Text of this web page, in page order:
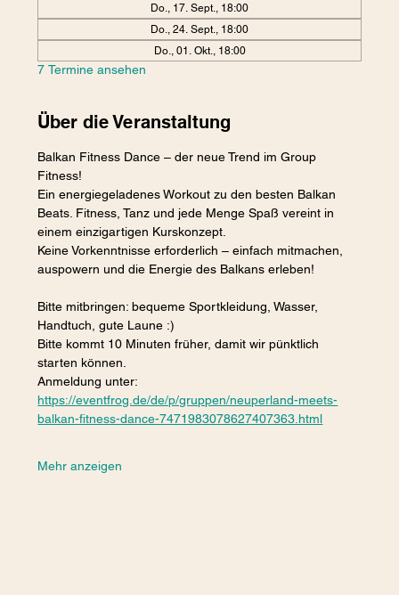
Do., 17. Sept., 18:00
Do., 24. Sept., 18:00
Do., 01. Okt., 18:00
7 Termine ansehen
Über die Veranstaltung
Balkan Fitness Dance – der neue Trend im Group
Fitness!
Ein energiegeladenes Workout zu den besten Balkan
Beats. Fitness, Tanz und jede Menge Spaß vereint in
einem einzigartigen Kurskonzept.
Keine Vorkenntnisse erforderlich – einfach mitmachen,
auspowern und die Energie des Balkans erleben!
Bitte mitbringen: bequeme Sportkleidung, Wasser,
Handtuch, gute Laune :)
Bitte kommt 10 Minuten früher, damit wir pünktlich
starten können.
Anmeldung unter:
https://eventfrog.de/de/p/gruppen/neuperland-meets-
balkan-fitness-dance-7471983078627407363.html
Mehr anzeigen